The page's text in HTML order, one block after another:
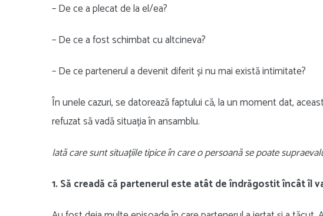
– De ce a plecat de la el/ea?
– De ce a fost schimbat cu altcineva?
– De ce partenerul a devenit diferit și nu mai există intimitate?
În unele cazuri, se datorează faptului că, la un moment dat,
refuzat să vadă situația în ansamblu.
Iată care sunt situațiile tipice în care o persoană se poate
1. Să creadă că partenerul este atât de îndrăgostit încât îl